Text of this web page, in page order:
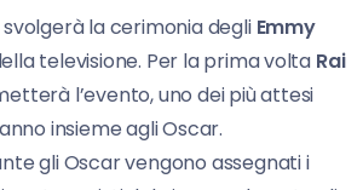
svolgerà la cerimonia degli Emmy
televisione. Per la prima volta Rai
l’evento, uno dei più attesi
insieme agli Oscar.
gli Oscar vengono assegnati i